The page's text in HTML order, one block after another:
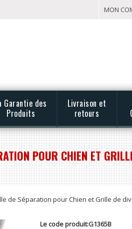
MON
Garantie des
Produits
Livraison et
retours
POUR CHIEN ET
de Séparation pour Chien et Grille de
Le code produit:G1365B